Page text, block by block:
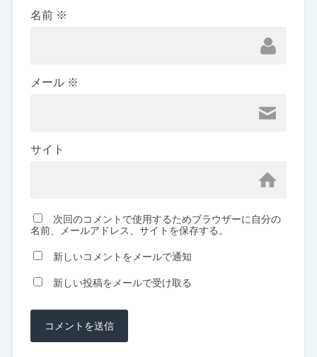
名前 ※
メール ※
サイト
次回のコメントで使用するためブラウザーに自分の
名前、メールアドレス、サイトを保存する。
新しいコメントをメールで通知
新しい投稿をメールで受け取る